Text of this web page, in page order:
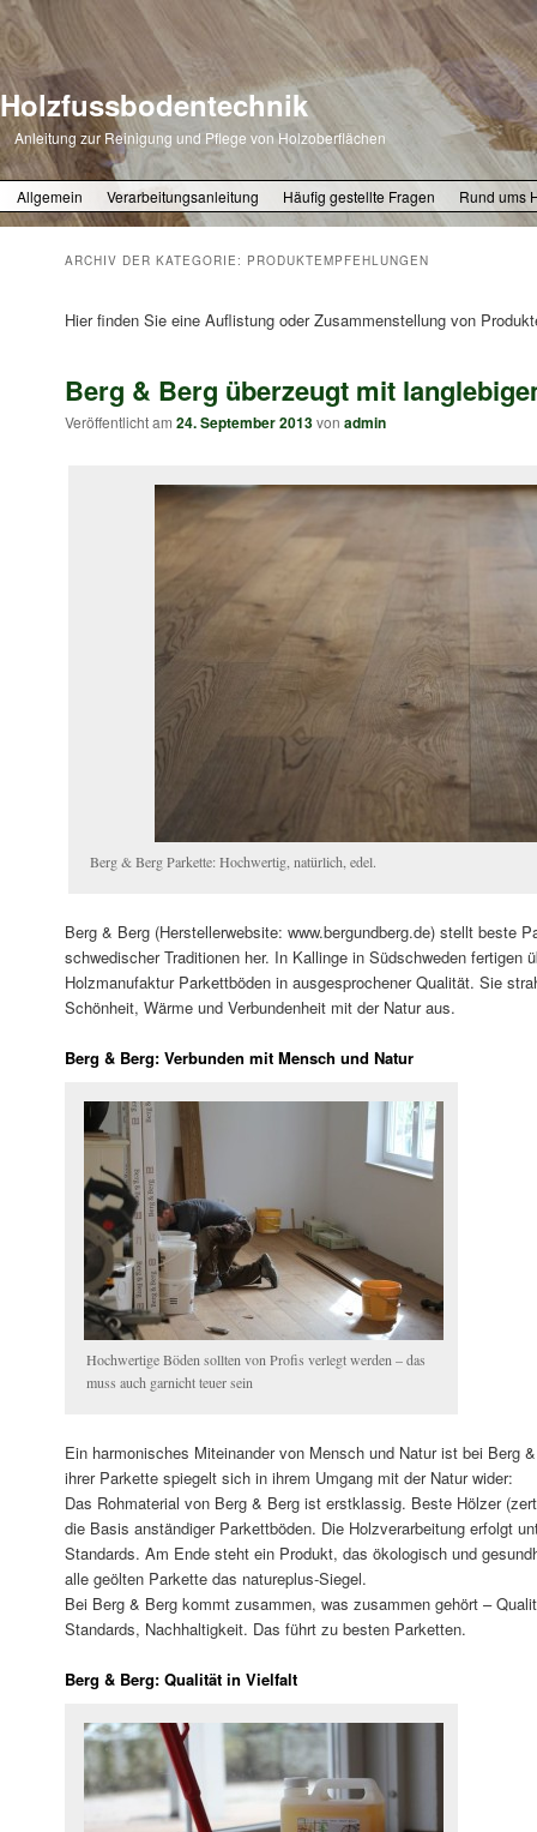
Holzfussbodentechnik
Anleitung zur Reinigung und Pflege von Holzoberflächen
Zum primären Inhalt springen
Zum sekundären Inhalt springen
Allgemein Verarbeitungsanleitung Häufig gestellte Fragen Rund ums
ARCHIV DER KATEGORIE: PRODUKTEMPFEHLUNGEN
Hier finden Sie eine Auflistung oder Zusammenstellung von
Berg & Berg überzeugt mit
Veröffentlicht am 24. September 2013von admin
Berg & Berg Parkette: Hochwertig, natürlich, edel.
Berg & Berg (Herstellerwebsite: www.bergundberg.de) stellt beste
schwedischer Traditionen her. In Kallinge in Südschweden fertigen
Holzmanufaktur Parkettböden in ausgesprochener Qualität. Sie
Schönheit, Wärme und Verbundenheit mit der Natur aus.
Berg & Berg: Verbunden mit Mensch und Natur
Hochwertige Böden sollten von Profis verlegt werden – das
muss auch garnicht teuer sein
Ein harmonisches Miteinander von Mensch und Natur ist bei Berg
ihrer Parkette spiegelt sich in ihrem Umgang mit der Natur wider:
Das Rohmaterial von Berg & Berg ist erstklassig. Beste Hölzer
die Basis anständiger Parkettböden. Die Holzverarbeitung erfolgt
Standards. Am Ende steht ein Produkt, das ökologisch und
alle geölten Parkette das natureplus-Siegel.
Bei Berg & Berg kommt zusammen, was zusammen gehört –
Standards, Nachhaltigkeit. Das führt zu besten Parketten.
Berg & Berg: Qualität in Vielfalt